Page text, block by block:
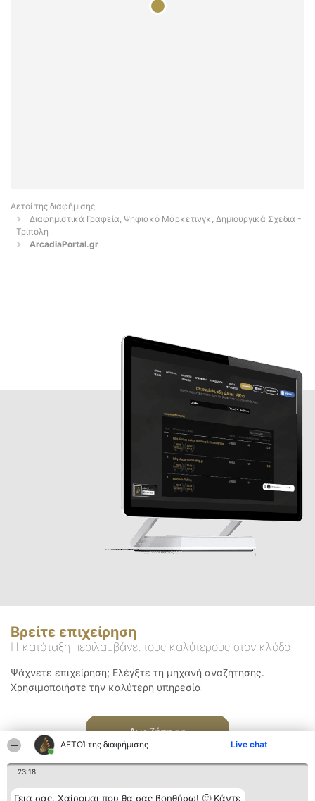
ΑΕΤΟΊ της διαφήμισης Live chat
23:18
Γεια σας. Χαίρομαι που θα σας βοηθήσω! 🙂 Κάντε
Αετοί της διαφήμισης
Διαφημιστικά Γραφεία, Ψηφιακό Μάρκετινγκ, Δημιουργικά Σχέδια -
Τρίπολη
ArcadiaPortal.gr
Βρείτε επιχείρηση
Η κατάταξη περιλαμβάνει τους καλύτερους στον κλάδο
Ψάχνετε επιχείρηση; Ελέγξτε τη μηχανή αναζήτησης.
Χρησιμοποιήστε την καλύτερη υπηρεσία
Αναζήτηση